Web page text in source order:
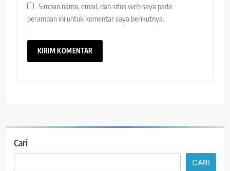
Simpan nama, email, dan situs web saya pada
peramban ini untuk komentar saya berikutnya.
Cari
CARI